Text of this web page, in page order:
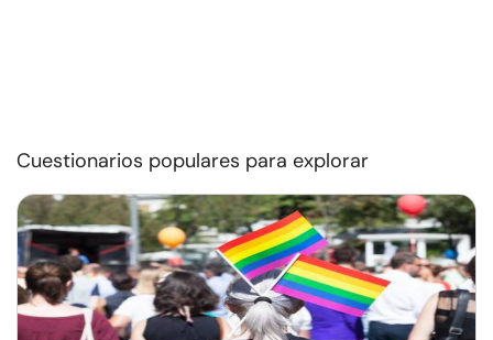
Cuestionarios populares para explorar